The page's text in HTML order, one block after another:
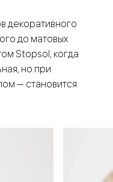
декоративного
до матовых
Stopsol, когда
но при
— становится